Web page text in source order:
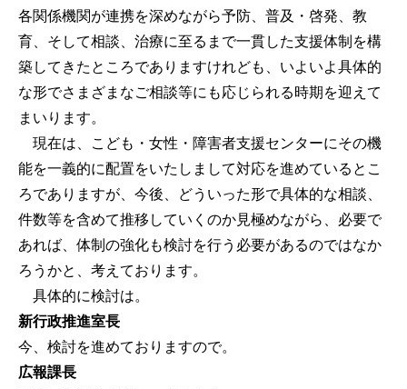
各関係機関が連携を深めながら予防、普及・啓発、教
育、そして相談、治療に至るまで一貫した支援体制を構
築してきたところでありますけれども、いよいよ具体的
な形でさまざまなご相談等にも応じられる時期を迎えて
まいります。
現在は、こども・女性・障害者支援センターにその機
能を一義的に配置をいたしまして対応を進めているとこ
ろでありますが、今後、どういった形で具体的な相談、
件数等を含めて推移していくのか見極めながら、必要で
あれば、体制の強化も検討を行う必要があるのではなか
ろうかと、考えております。
具体的に検討は。
新行政推進室長
今、検討を進めておりますので。
広報課長